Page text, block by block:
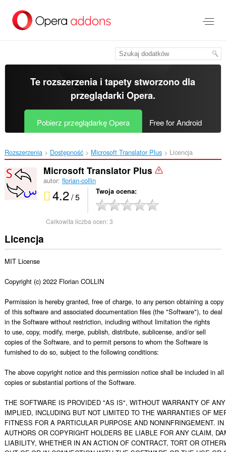
treści
Te rozszerzenia i tapety stworzono dla
przeglądarki Opera.
Pobierz przeglądarkę Opera Free for Android
Rozszerzenia Dostępność Microsoft Translator Plus‎ Licencja
Microsoft Translator Plus
autor: florian-collin
4.2/ 5 Twoja ocena
Całkowita liczba ocen:3
Licencja
MIT License
Copyright (c) 2022 Florian COLLIN
Permission is hereby granted, free of charge, to any person obtaining a copy
of this software and associated documentation files (the "Software"), to deal
in the Software without restriction, including without limitation the rights
to use, copy, modify, merge, publish, distribute, sublicense, and/or sell
copies of the Software, and to permit persons to whom the Software is
furnished to do so, subject to the following conditions:
The above copyright notice and this permission notice shall be included in all
copies or substantial portions of the Software.
THE SOFTWARE IS PROVIDED "AS IS", WITHOUT WARRANTY OF
IMPLIED, INCLUDING BUT NOT LIMITED TO THE WARRANTIES OF
FITNESS FOR A PARTICULAR PURPOSE AND NONINFRINGEMENT.
AUTHORS OR COPYRIGHT HOLDERS BE LIABLE FOR ANY CLAIM,
LIABILITY, WHETHER IN AN ACTION OF CONTRACT, TORT OR